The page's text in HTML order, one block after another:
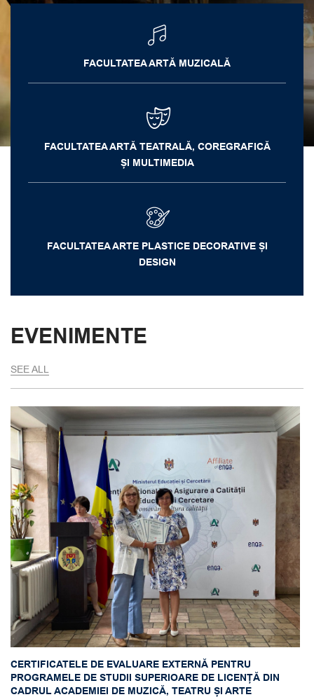
FACULTATEA ARTĂ MUZICALĂ
FACULTATEA ARTĂ TEATRALĂ, COREGRAFICĂ
ȘI MULTIMEDIA
FACULTATEA ARTE PLASTICE DECORATIVE ȘI
DESIGN
EVENIMENTE
SEE ALL
CERTIFICATELE DE EVALUARE EXTERNĂ PENTRU
PROGRAMELE DE STUDII SUPERIOARE DE LICENȚĂ DIN
CADRUL ACADEMIEI DE MUZICĂ, TEATRU ȘI ARTE